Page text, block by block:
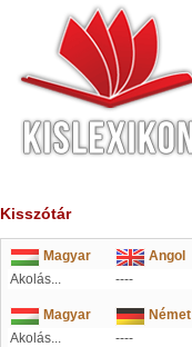
Kisszótár
Magyar
Angol
Akolás...
----
Magyar
Német
Akolás...
----